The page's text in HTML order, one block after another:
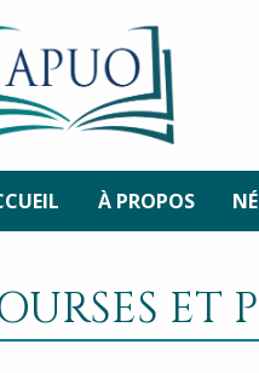
À PROPOS
ET